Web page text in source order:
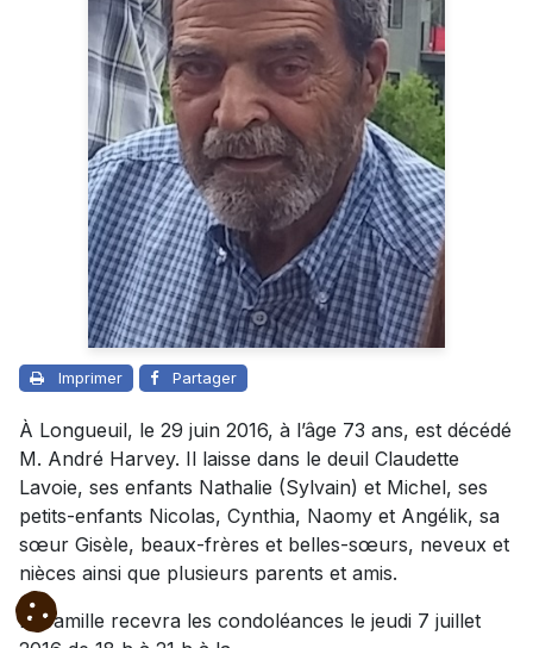
Imprimer Partager
À Longueuil, le 29 juin 2016, à l’âge 73 ans, est décédé
M. André Harvey. Il laisse dans le deuil Claudette
Lavoie, ses enfants Nathalie (Sylvain) et Michel, ses
petits-enfants Nicolas, Cynthia, Naomy et Angélik, sa
sœur Gisèle, beaux-frères et belles-sœurs, neveux et
nièces ainsi que plusieurs parents et amis.
La famille recevra les condoléances le jeudi 7 juillet